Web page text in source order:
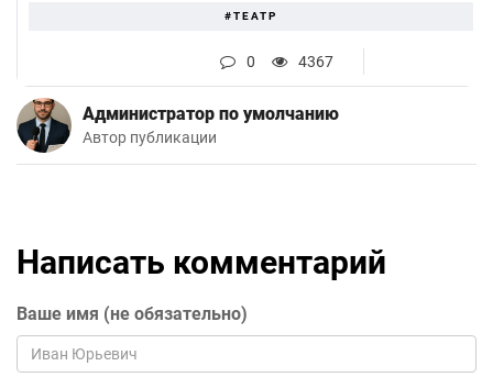
#ТЕАТР
0 4367
Администратор по умолчанию
Автор публикации
Написать комментарий
Ваше имя (не обязательно)